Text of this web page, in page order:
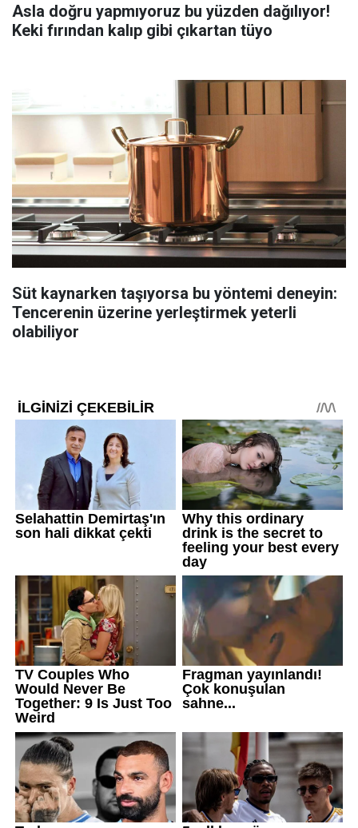
Asla doğru yapmıyoruz bu yüzden dağılıyor!
Keki fırından kalıp gibi çıkartan tüyo
Süt kaynarken taşıyorsa bu yöntemi deneyin:
Tencerenin üzerine yerleştirmek yeterli
olabiliyor